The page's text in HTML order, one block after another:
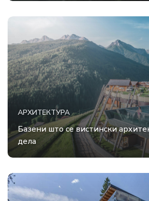
АРХИТЕКТУРА
Базени што се вистински
дела